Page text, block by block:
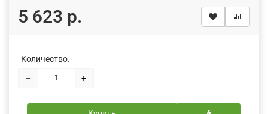
5 623 р.
Количество:
− +